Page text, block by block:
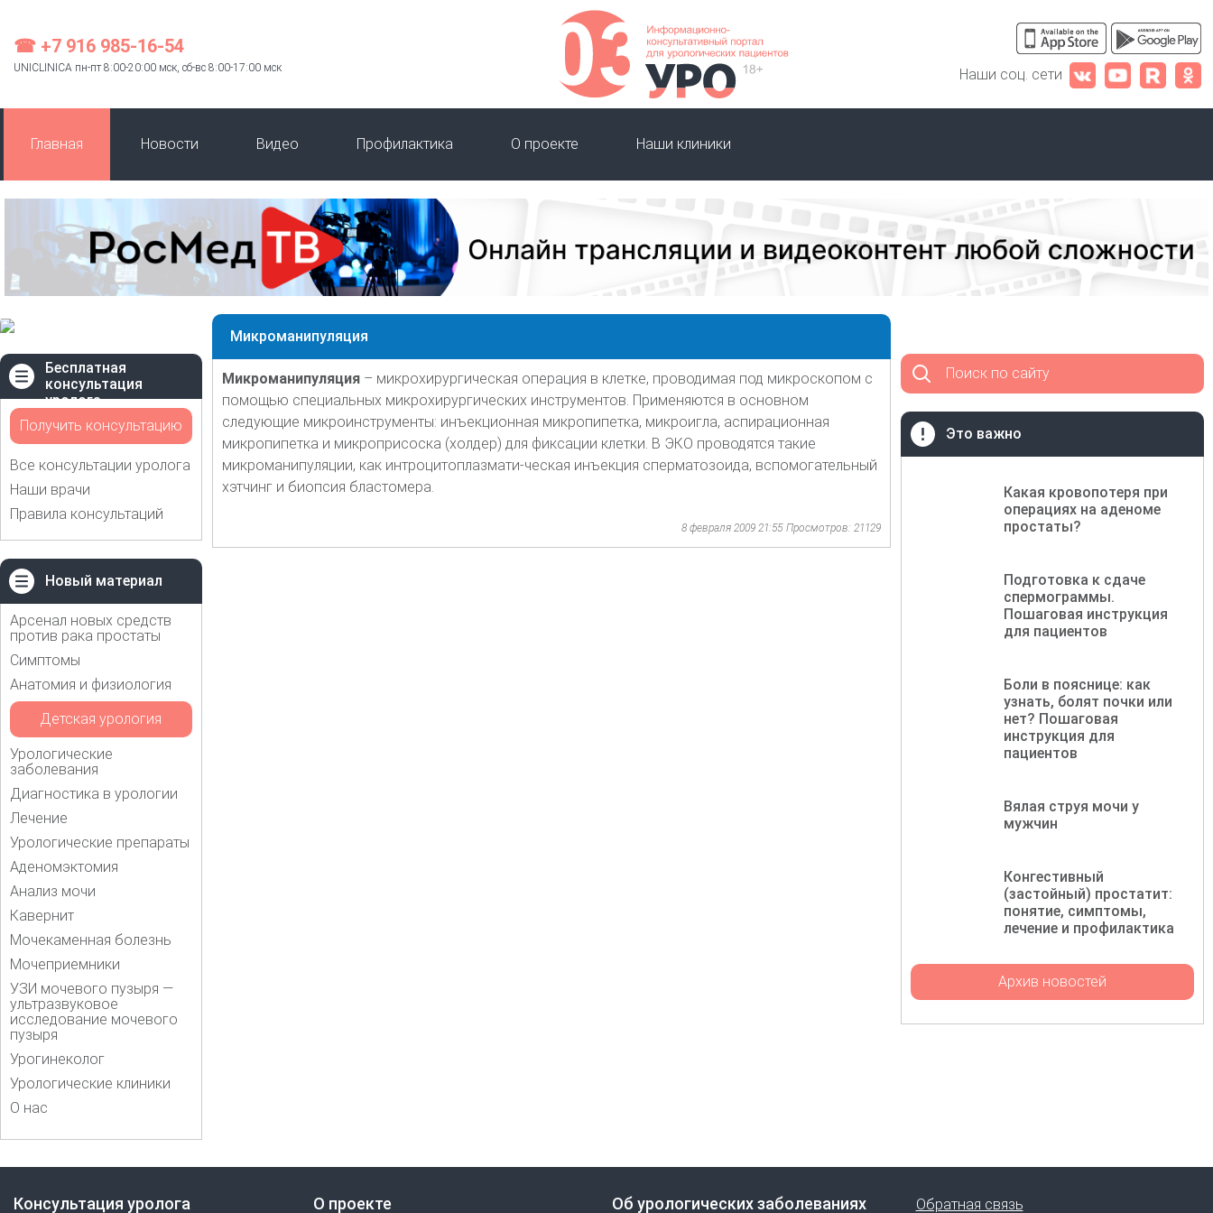
☎ +7 916 985-16-54
UNICLINICA пн-пт 8:00-20:00 мск, сб-вс 8:00-17:00 мск Наши соц. сети
Главная Новости Видео Профилактика О проекте Наши клиники
Бесплатная
консультация
уролога
Получить консультацию
Все консультации уролога
Наши врачи
Правила консультаций
Новый материал
Арсенал новых средств
против рака простаты
Симптомы
Анатомия и физиология
Детская урология
Урологические
заболевания
Диагностика в урологии
Лечение
Урологические препараты
Аденомэктомия
Анализ мочи
Кавернит
Мочекаменная болезнь
Мочеприемники
УЗИ мочевого пузыря —
ультразвуковое
исследование мочевого
пузыря
Урогинеколог
Урологические клиники
О нас
Микроманипуляция
Микроманипуляция– микрохирургическая операция в клетке, проводимая под микроскопом с
помощью специальных микрохирургических инструментов. Применяются в основном
следующие микроинструменты: инъекционная микропипетка, микроигла, аспирационная
микропипетка и микроприсоска (холдер) для фиксации клетки. В ЭКО проводятся такие
микроманипуляции, как интроцитоплазмати-ческая инъекция сперматозоида, вспомогательный
хэтчинг и биопсия бластомера.
8 февраля 2009 21:55 Просмотров: 21129
Поиск по сайту
Это важно
Какая кровопотеря при
операциях на аденоме
простаты?
Подготовка к сдаче
спермограммы.
Пошаговая инструкция
для пациентов
Боли в пояснице: как
узнать, болят почки или
нет? Пошаговая
инструкция для
пациентов
Вялая струя мочи у
мужчин
Конгестивный
(застойный) простатит:
понятие, симптомы,
лечение и профилактика
Архив новостей
Консультация уролога О проекте Об урологических заболеваниях Обратная связь